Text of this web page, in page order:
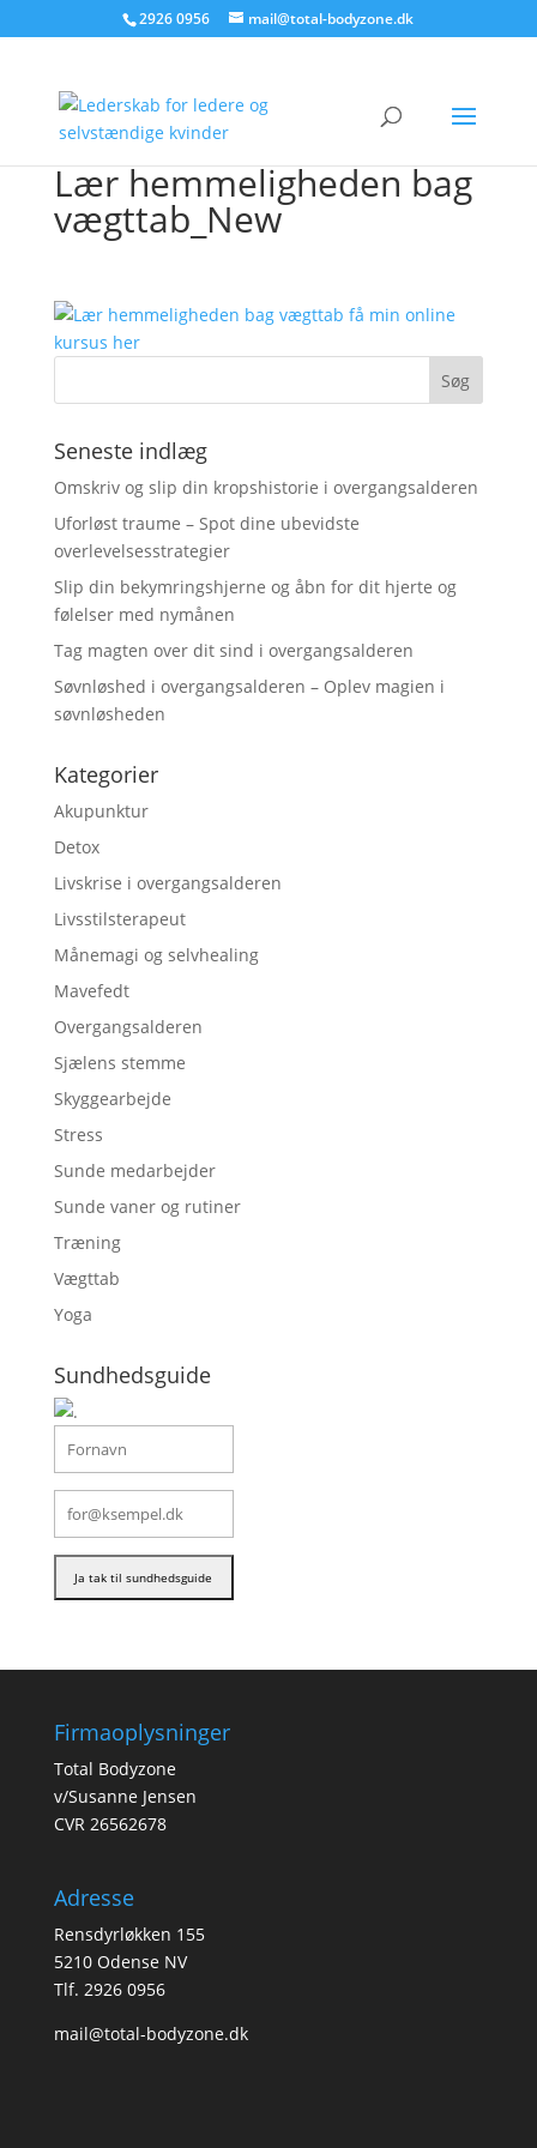
2926 0956 mail@total-bodyzone.dk
Lær hemmeligheden bag
vægttab_New
Seneste indlæg
Omskriv og slip din kropshistorie i overgangsalderen
Uforløst traume – Spot dine ubevidste
overlevelsesstrategier
Slip din bekymringshjerne og åbn for dit hjerte og
følelser med nymånen
Tag magten over dit sind i overgangsalderen
Søvnløshed i overgangsalderen – Oplev magien i
søvnløsheden
Kategorier
Akupunktur
Detox
Livskrise i overgangsalderen
Livsstilsterapeut
Månemagi og selvhealing
Mavefedt
Overgangsalderen
Sjælens stemme
Skyggearbejde
Stress
Sunde medarbejder
Sunde vaner og rutiner
Træning
Vægttab
Yoga
Sundhedsguide
Firmaoplysninger
Total Bodyzone
v/Susanne Jensen
CVR 26562678
Adresse
Rensdyrløkken 155
5210 Odense NV
Tlf. 2926 0956
mail@total-bodyzone.dk